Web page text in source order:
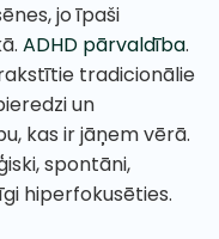
jo īpaši
ADHD pārvaldība.
tradicionālie
un
kas ir jāņem vērā.
spontāni,
hiperfokusēties.